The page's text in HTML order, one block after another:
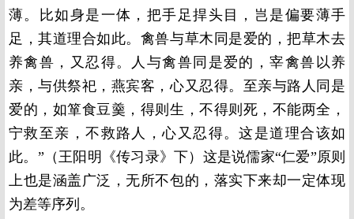
薄。比如身是一体，把手足捍头目，岂是偏要薄手
足，其道理合如此。禽兽与草木同是爱的，把草木去
养禽兽，又忍得。人与禽兽同是爱的，宰禽兽以养
亲，与供祭祀，燕宾客，心又忍得。至亲与路人同是
爱的，如箪食豆羹，得则生，不得则死，不能两全，
宁救至亲，不救路人，心又忍得。这是道理合该如
此。”（王阳明《传习录》下）这是说儒家“仁爱”原则
上也是涵盖广泛，无所不包的，落实下来却一定体现
为差等序列。